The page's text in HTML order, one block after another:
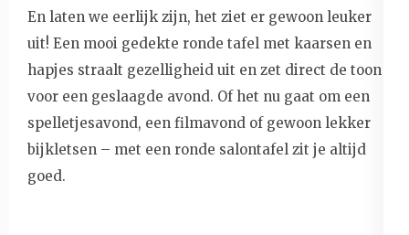
En laten we eerlijk zijn, het ziet er gewoon leuker
uit! Een mooi gedekte ronde tafel met kaarsen en
hapjes straalt gezelligheid uit en zet direct de toon
voor een geslaagde avond. Of het nu gaat om een
spelletjesavond, een filmavond of gewoon lekker
bijkletsen – met een ronde salontafel zit je altijd
goed.